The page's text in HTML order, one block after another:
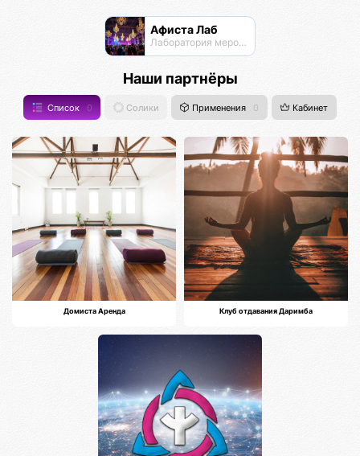
Афиста Лаб
Лаборатория мероприятий
Наши партнёры
Список 0 Солики Применения 0 Кабинет
Домиста Аренда Клуб отдавания Даримба